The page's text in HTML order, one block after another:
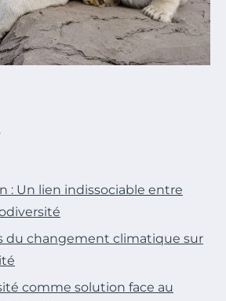
: Un lien indissociable entre
du changement climatique sur
comme solution face au